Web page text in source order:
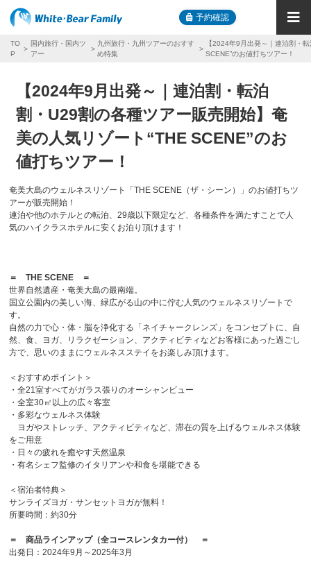
予約確認
営業時間
月～金曜日 10:00～17:00
土・日・祝日 休業
TO
P
国内旅行・国内ツ
アー
九州旅行・九州ツアーのおすす
め特集
【2024年9月出発～｜連泊割・
SCENE”のお値打ちツアー！
【2024年9月出発～｜連泊割・転泊
割・U29割の各種ツアー販売開始】奄
美の人気リゾート“THE SCENE”のお
値打ちツアー！
奄美大島のウェルネスリゾート「THE SCENE（ザ・シーン）」のお値打ちツ
アーが販売開始！
連泊や他のホテルとの転泊、29歳以下限定など、各種条件を満たすことで人
気のハイクラスホテルに安くお泊り頂けます！
＝ THE SCENE ＝
世界自然遺産・奄美大島の最南端。
国立公園内の美しい海、緑広がる山の中に佇む人気のウェルネスリゾートで
す。
自然の力で心・体・脳を浄化する「ネイチャークレンズ」をコンセプトに、自
然、食、ヨガ、リラクゼーション、アクティビティなどお客様にあった過ごし
方で、思いのままにウェルネスステイをお楽しみ頂けます。
＜おすすめポイント＞
・全21室すべてがガラス張りのオーシャンビュー
・全室30㎡以上の広々客室
・多彩なウェルネス体験
ヨガやストレッチ、アクティビティなど、滞在の質を上げるウェルネス体験
をご用意
・日々の疲れを癒やす天然温泉
・有名シェフ監修のイタリアンや和食を堪能できる
＜宿泊者特典＞
サンライズヨガ・サンセットヨガが無料！
所要時間：約30分
＝ 商品ラインアップ（全コースレンタカー付） ＝
出発日：2024年9月～2025年3月